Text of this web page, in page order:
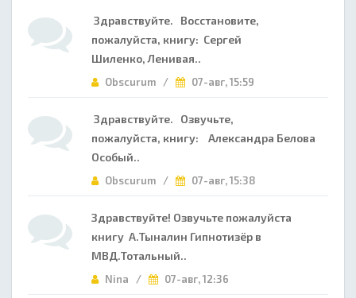
Здравствуйте. Восстановите,
пожалуйста, книгу: Сергей
Шиленко, Ленивая..
Obscurum / 07-авг, 15:59
Здравствуйте. Озвучьте,
пожалуйста, книгу: Александра Белова
Особый..
Obscurum / 07-авг, 15:38
Здравствуйте! Озвучьте пожалуйста
книгу А.Тыналин Гипнотизёр в
МВД.Тотальный..
Nina / 07-авг, 12:36